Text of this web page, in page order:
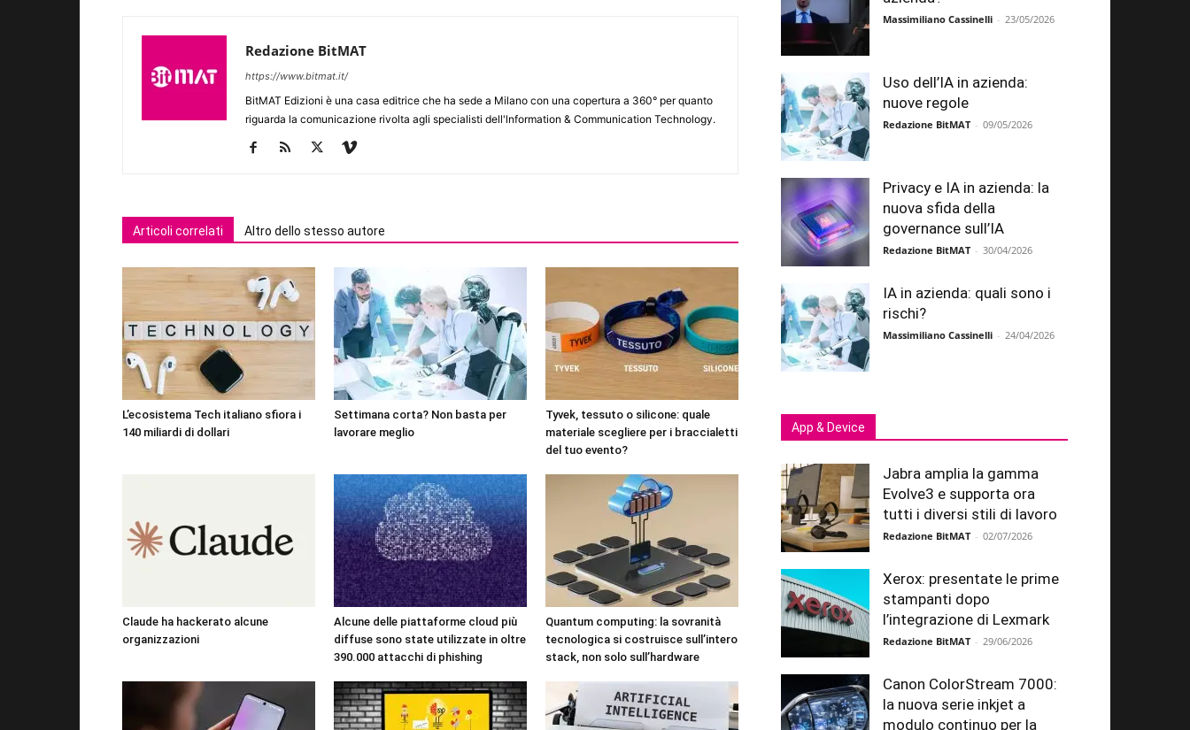
Redazione BitMAT
https://www.bitmat.it/
BitMAT Edizioni è una casa editrice che ha sede a Milano con una copertura a 360° per quanto
riguarda la comunicazione rivolta agli specialisti dell'lnformation & Communication Technology.
Articoli correlati Altro dello stesso autore
L’ecosistema Tech italiano sfiora i
140 miliardi di dollari
Settimana corta? Non basta per
lavorare meglio
Tyvek, tessuto o silicone: quale
materiale scegliere per i braccialetti
del tuo evento?
Claude ha hackerato alcune
organizzazioni
Alcune delle piattaforme cloud più
diffuse sono state utilizzate in oltre
390.000 attacchi di phishing
Quantum computing: la sovranità
tecnologica si costruisce sull’intero
stack, non solo sull’hardware
Massimiliano Cassinelli - 23/05/2026
Uso dell’IA in azienda:
nuove regole
Redazione BitMAT - 09/05/2026
Privacy e IA in azienda: la
nuova sfida della
governance sull’IA
Redazione BitMAT - 30/04/2026
IA in azienda: quali sono i
rischi?
Massimiliano Cassinelli - 24/04/2026
App & Device
Jabra amplia la gamma
Evolve3 e supporta ora
tutti i diversi stili di lavoro
Redazione BitMAT - 02/07/2026
Xerox: presentate le prime
stampanti dopo
l’integrazione di Lexmark
Redazione BitMAT - 29/06/2026
Canon ColorStream 7000:
la nuova serie inkjet a
modulo continuo per la